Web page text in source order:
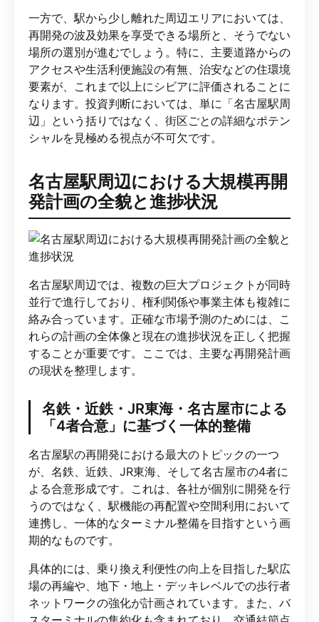
一方で、駅から少し離れた周辺エリアにおいては、
再開発の波及効果を享受できる場所と、そうでない
場所の選別が進むでしょう。特に、主要道路からの
アクセスや生活利便施設の有無、治安などの住環境
要素が、これまで以上にシビアに評価されることに
なります。投資判断においては、単に「名古屋駅周
辺」という括りではなく、街区ごとの詳細なポテン
シャルを見極める視点が不可欠です。
名古屋駅周辺における大規模再開
発計画の全貌と進捗状況
名古屋駅周辺では、複数の巨大プロジェクトが同時
並行で進行しており、権利関係や事業主体も複雑に
絡み合っています。正確な市場予測のためには、こ
れらの計画の全体像と現在の進捗状況を正しく把握
することが重要です。ここでは、主要な再開発計画
の現状を整理します。
名鉄・近鉄・JR東海・名古屋市による
「4者合意」に基づく一体的整備
名古屋駅の再開発における最大のトピックの一つ
が、名鉄、近鉄、JR東海、そして名古屋市の4者に
よる合意形成です。これは、各社が個別に開発を行
うのではなく、駅機能の再配置や空間利用において
連携し、一体的なターミナル整備を目指すという画
期的なものです。
具体的には、乗り換え利便性の向上を目指した駅広
場の再編や、地下・地上・デッキレベルでの歩行者
ネットワークの強化が計画されています。また、バ